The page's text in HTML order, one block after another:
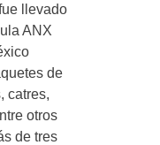
llevado
ANX
de
catres,
otros
de tres